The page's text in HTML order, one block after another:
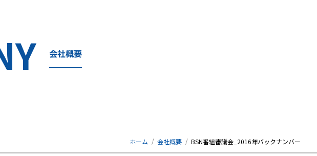
会社概要
ホーム 会社概要 BSN番組審議会_2016年バックナンバー